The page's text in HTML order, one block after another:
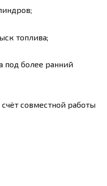
топлива;
под более ранний
совместной работы